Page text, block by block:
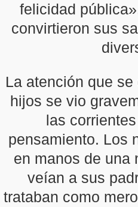
felicidad
convirtieron sus
La atención que
hijos se vio
las
pensamiento. Los
en manos de una
veían a sus
trataban como